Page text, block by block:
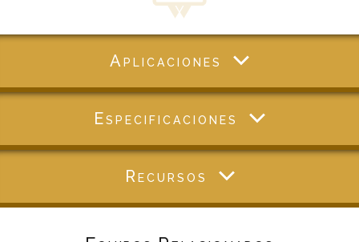
Aplicaciones
Especificaciones
Recursos